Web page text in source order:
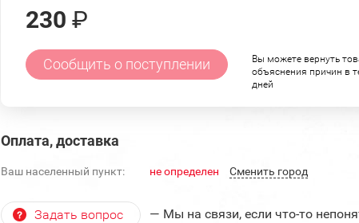
230 ₽
Сообщить о поступлении
Вы можете вернуть
объяснения причин в
дней
Оплата, доставка
Ваш населенный пункт: не определен Cменить город
Задать вопрос — Мы на связи, если что-то